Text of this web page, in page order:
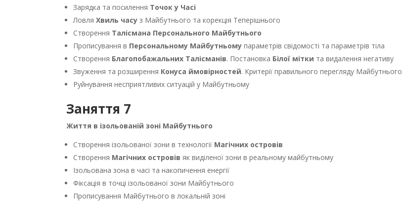
Зарядка та посилення Точок у Часі
ЛовляХвиль часу з Майбутнього та корекція Теперішнього
Створення Талісмана Персонального Майбутнього
Прописування в Персональному Майбутньому параметрів свідомості та параметрів тіла
Створення Благопобажальних Талісманів. Постановка Білої мітки та видалення негативу
Звуження та розширення Конуса ймовірностей. Критерії правильного перегляду Майбутнього
Руйнування несприятливих ситуацій у Майбутньому
Заняття 7
Життя в ізольованій зоні Майбутнього
Створення ізольованої зони в технології Магічних островів
Створення Магічних островів як виділеної зони в реальному майбутньому
Ізольована зона в часі та накопичення енергії
Фіксація в точці ізольованої зони Майбутнього
Прописування Майбутнього в локальній зоні